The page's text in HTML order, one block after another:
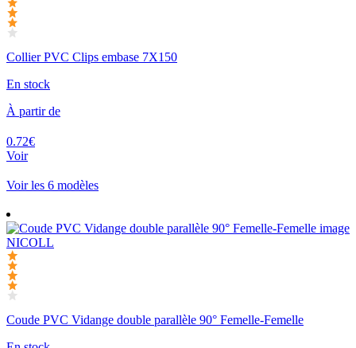
Collier PVC Clips embase 7X150
En stock
À partir de
0.72€
Voir
Voir les 6 modèles
NICOLL
Coude PVC Vidange double parallèle 90° Femelle-Femelle